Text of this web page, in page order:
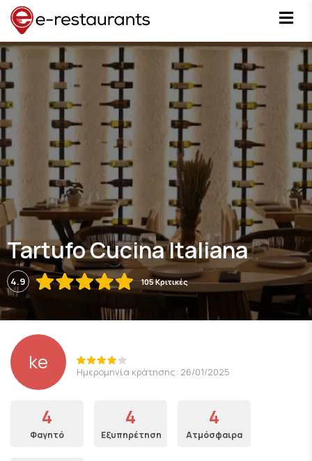
Tartufo Cucina Italiana
4.9 105 Κριτικές
ke Ημερομηνία κράτησης: 26/01/2025
4
Φαγητό
4
Εξυπηρέτηση
4
Ατμόσφαιρα